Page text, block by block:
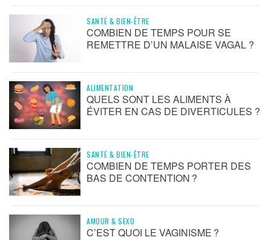
SANTÉ & BIEN-ÊTRE
COMBIEN DE TEMPS POUR SE
REMETTRE D’UN MALAISE VAGAL ?
ALIMENTATION
QUELS SONT LES ALIMENTS À
ÉVITER EN CAS DE DIVERTICULES ?
SANTÉ & BIEN-ÊTRE
COMBIEN DE TEMPS PORTER DES
BAS DE CONTENTION ?
AMOUR & SEXO
C’EST QUOI LE VAGINISME ?